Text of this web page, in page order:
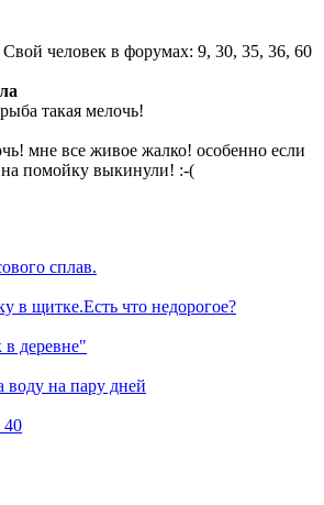
такая мелочь!
мне все живое жалко! особенно если
помойку выкинули! :-(
сплав.
в щитке.Есть что недорогое?
деревне"
воду на пару дней
40